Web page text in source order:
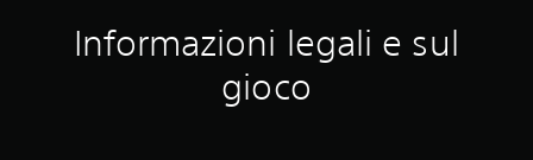
u
Informazioni legali e sul
gioco